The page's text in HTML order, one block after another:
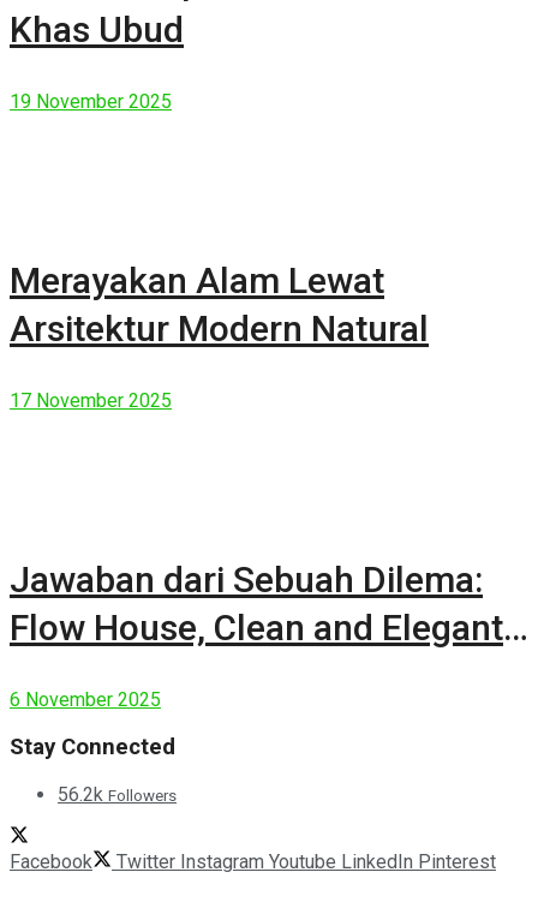
Khas Ubud
19 November 2025
Merayakan Alam Lewat
Arsitektur Modern Natural
17 November 2025
Jawaban dari Sebuah Dilema:
Flow House, Clean and Elegant
6 November 2025
Stay Connected
56.2k Followers
Facebook Twitter Instagram Youtube LinkedIn Pinterest